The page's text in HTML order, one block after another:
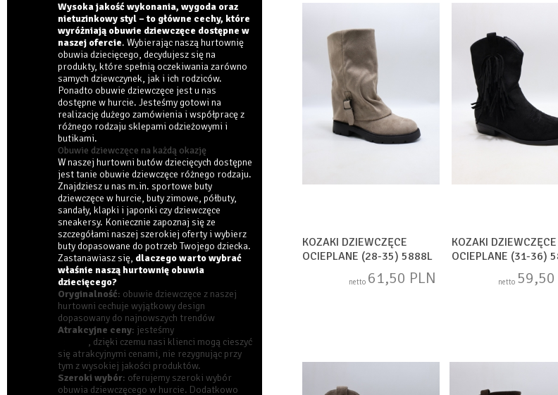
Wysoka jakość wykonania, wygoda oraz
nietuzinkowy styl – to główne cechy, które
wyróżniają obuwie dziewczęce dostępne w
naszej ofercie. Wybierając naszą hurtownię
obuwia dziecięcego, decydujesz się na
produkty, które spełnią oczekiwania zarówno
samych dziewczynek, jak i ich rodziców.
Ponadto obuwie dziewczęce jest u nas
dostępne w hurcie. Jesteśmy gotowi na
realizację dużego zamówienia i współpracę z
różnego rodzaju sklepami odzieżowymi i
butikami.
Obuwie dziewczęce na każdą okazję
W naszej hurtowni butów dziecięcych dostępne
jest tanie obuwie dziewczęce różnego rodzaju.
Znajdziesz u nas m.in. sportowe buty
dziewczęce w hurcie, buty zimowe, półbuty,
sandały, klapki i japonki czydziewczęce
sneakersy. Koniecznie zapoznaj się ze
szczegółami naszej szerokiej oferty i wybierz
buty dopasowane do potrzeb Twojego dziecka.
Zastanawiasz się, dlaczego warto wybrać
właśnie naszą hurtownię obuwia
dziecięcego?
Oryginalność: obuwie dziewczęce z naszej
hurtowni cechuje wyjątkowy design
dopasowany do najnowszych trendów
Atrakcyjne ceny: jesteśmy
, dzięki czemu nasi klienci mogą cieszyć
się atrakcyjnymi cenami, nie rezygnując przy
tym z wysokiej jakości produktów.
Szeroki wybór: oferujemy szeroki wybór
obuwia dziewczęcego w hurcie. Dodatkowo
KOZAKI DZIEWCZĘCE
OCIEPLANE (28-35) 5888L
netto 61,50 PLN
KOZAKI DZIEWCZĘCE
OCIEPLANE (31-36)
netto 59,50